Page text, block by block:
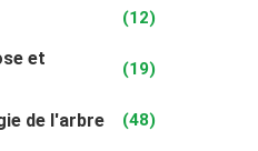
(12)
et
(19)
de l'arbre (48)